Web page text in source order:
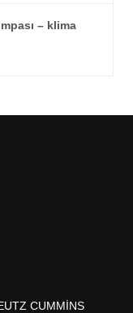
– klima
CUMMİNS